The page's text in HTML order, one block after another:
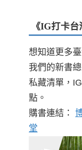
《IG打卡
想知道更多
我們的新書
私藏清單，
點。
購書連結：
堂